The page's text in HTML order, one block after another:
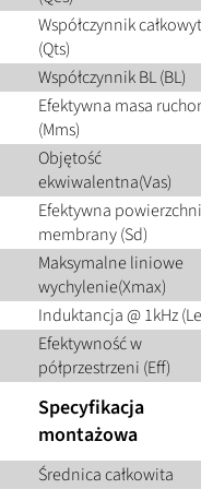
Współczynnik
(Qts)
Współczynnik BL (BL)
Efektywna masa
(Mms)
Objętość
ekwiwalentna(Vas)
Efektywna
membrany (Sd)
Maksymalne liniowe
wychylenie(Xmax)
Induktancja @ 1kHz
Efektywność w
półprzestrzeni (Eff)
Specyfikacja
montażowa
Średnica całkowita